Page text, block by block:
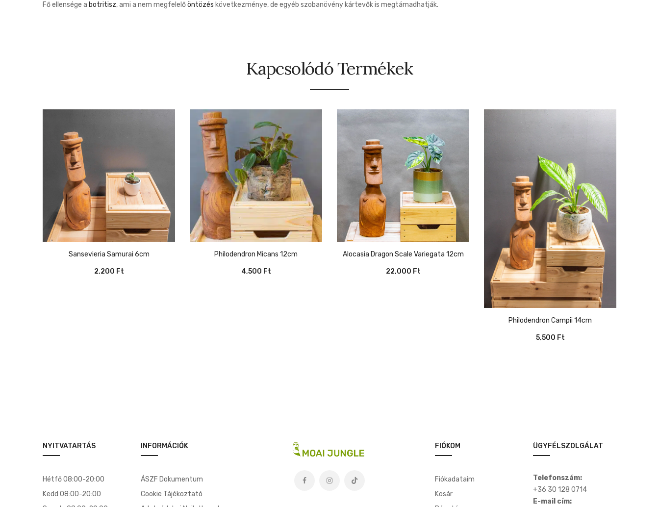
Fő ellensége a botritisz, ami a nem megfelelőöntözés következménye, de egyéb szobanövény kártevők is megtámadhatják.
Kapcsolódó Termékek
Sansevieria Samurai 6cm
2,200 Ft
Philodendron Micans 12cm
4,500 Ft
Alocasia Dragon Scale Variegata 12cm
22,000 Ft
Philodendron Campii 14cm
5,500 Ft
NYITVATARTÁS
Hétfő 08:00-20:00
Kedd 08:00-20:00
INFORMÁCIÓK
ÁSZF Dokumentum
Cookie Tájékoztató
FIÓKOM
Fiókadataim
Kosár
ÜGYFÉLSZOLGÁLAT
Telefonszám:
+36 30 128 0714
E-mail cím: